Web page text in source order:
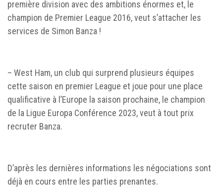
première division avec des ambitions énormes et, le
champion de Premier League 2016, veut s’attacher les
services de Simon Banza !
– West Ham, un club qui surprend plusieurs équipes
cette saison en premier League et joue pour une place
qualificative à l’Europe la saison prochaine, le champion
de la Ligue Europa Conférence 2023, veut à tout prix
recruter Banza.
D’après les dernières informations les négociations sont
déjà en cours entre les parties prenantes.